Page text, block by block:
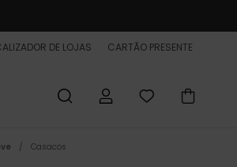
DE LOJAS CARTÃO PRESENTE
Casacos